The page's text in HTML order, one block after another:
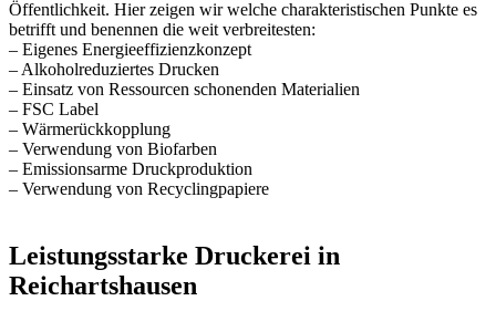
Öffentlichkeit. Hier zeigen wir welche charakteristischen Punkte es
betrifft und benennen die weit verbreitesten:
– Eigenes Energieeffizienzkonzept
– Alkoholreduziertes Drucken
– Einsatz von Ressourcen schonenden Materialien
– FSC Label
– Wärmerückkopplung
– Verwendung von Biofarben
– Emissionsarme Druckproduktion
– Verwendung von Recyclingpapiere
Leistungsstarke Druckerei in
Reichartshausen